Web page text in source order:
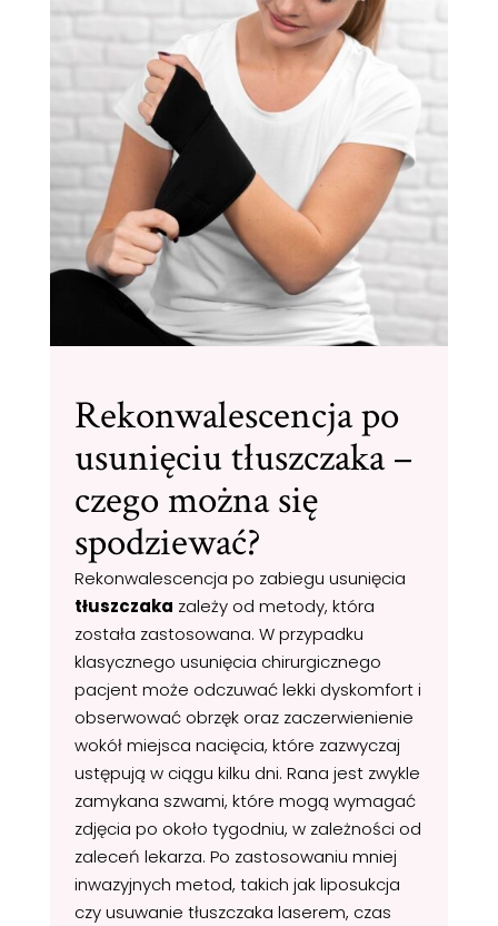
Rekonwalescencja po
usunięciu tłuszczaka –
czego można się
spodziewać?
Rekonwalescencja po zabiegu usunięcia
tłuszczaka zależy od metody, która
została zastosowana. W przypadku
klasycznego usunięcia chirurgicznego
pacjent może odczuwać lekki dyskomfort i
obserwować obrzęk oraz zaczerwienienie
wokół miejsca nacięcia, które zazwyczaj
ustępują w ciągu kilku dni. Rana jest zwykle
zamykana szwami, które mogą wymagać
zdjęcia po około tygodniu, w zależności od
zaleceń lekarza. Po zastosowaniu mniej
inwazyjnych metod, takich jak liposukcja
czy usuwanie tłuszczaka laserem, czas